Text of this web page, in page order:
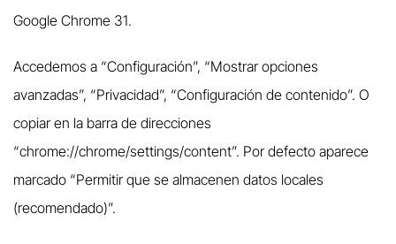
Google Chrome 31.
Accedemos a “Configuración”, “Mostrar opciones
avanzadas”, “Privacidad”, “Configuración de contenido”. O
copiar en la barra de direcciones
“chrome://chrome/settings/content”. Por defecto aparece
marcado “Permitir que se almacenen datos locales
(recomendado)”.